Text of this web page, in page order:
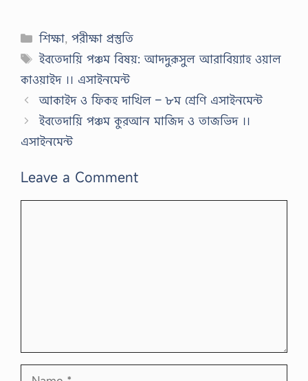
তি
গ
তি
Categories
শিক্ষা,পরীক্ষা প্রস্তুতি
Tags
ইবতেদায়ি পঞ্চম বিষয়: আদদুরূসুল আরাবিয়্যাহ ওয়াল
কাওয়াইদ ।। এসাইনমেন্ট
আকাইদ ও ফিকহ দাখিল – ৮ম শ্রেণি এসাইনমেন্ট
ইবতেদায়ি পঞ্চম কুরআন মাজিদ ও তাজভিদ ।।
এসাইনমেন্ট
Leave a Comment
Name